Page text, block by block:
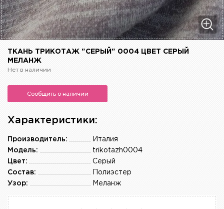
ТКАНЬ ТРИКОТАЖ "СЕРЫЙ" 0004 ЦВЕТ СЕРЫЙ
МЕЛАНЖ
Нет в наличии
Сообщить о наличии
Характеристики:
Италия
Производитель:
trikotazh0004
Модель:
Серый
Цвет:
Полиэстер
Состав:
Меланж
Узор: